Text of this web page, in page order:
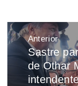
Navegación
de
entradas
Anterior
Entrada
anterior:
Sastre
de Othar